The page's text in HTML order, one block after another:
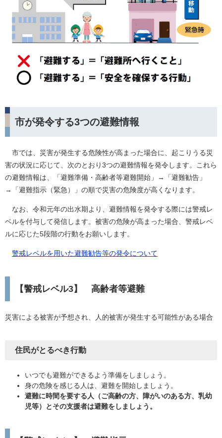
市が発令する3つの避難情報
市では、災害が発生する危険性が高まった場合に、起こりうる災
害の状況に応じて、次のとおり3つの避難情報を発令します。これら
の避難情報は、「避難準備・高齢者等避難開始」→「避難勧告」
→「避難指示（緊急）」の順で災害の危険度が高くなります。
なお、令和元年の出水期より、避難情報を発令する際には警戒レ
ベルを付与して発信します。被害の危険が高まった場合、警戒レベ
ルに応じた5段階の行動をお願いします。
警戒レベルを用いた避難勧告等の発令について
【警戒レベル3】 高齢者等避難
災害による被害が予想され、人的被害が発生する可能性がある場合
住民がとるべき行動
いつでも避難ができるよう準備をしましょう。
身の危険を感じる人は、避難を開始しましょう。
避難に時間を要する人（ご高齢の方、障がいのある方、乳幼
児等）とその支援者は避難をしましょう。